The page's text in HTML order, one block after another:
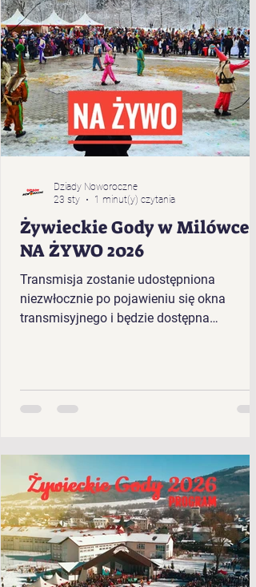
Żywieckie Gody w Milówce -
NA ŻYWO 2026
Transmisja zostanie udostępniona
niezwłocznie po pojawieniu się okna
transmisyjnego i będzie dostępna
Cięciny „Gronicki” z Brzuśnika „Jukace” z
Zabłocia „Pietrasianie” z Nieledwi „Świerki”
zza Potoka” z Brzuśnika „Bojcery” z
„Przybłędy” z Przybędzy „Wyrwicisy” z
Ciśca „Romanka” z Żabnicy „Harnasie z
Łyngu” z Milówki „K
Dziady Noworoczne
23 sty
1 minut(y) czytania